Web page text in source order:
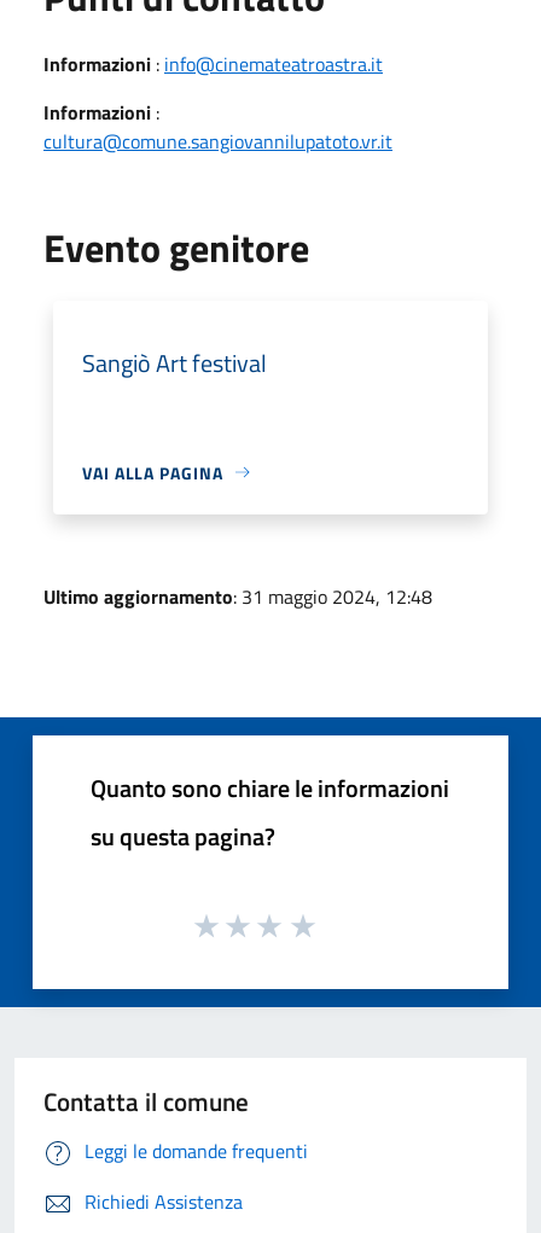
Informazioni : info@cinemateatroastra.it
Informazioni :
cultura@comune.sangiovannilupatoto.vr.it
Evento genitore
Sangiò Art festival
VAI ALLA PAGINA
Ultimo aggiornamento: 31 maggio 2024, 12:48
Quanto sono chiare le informazioni
su questa pagina?
Contatta il comune
Leggi le domande frequenti
Richiedi Assistenza